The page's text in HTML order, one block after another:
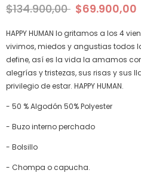
$134.900,00 $69.900,00
HAPPY HUMAN lo gritamos a los 4
vivimos, miedos y angustias todos
define, así es la vida la amamos
alegrías y tristezas, sus risas y sus
privilegio de estar. HAPPY HUMAN.
- 50 % Algodón 50% Polyester
- Buzo interno perchado
- Bolsillo
- Chompa o capucha.